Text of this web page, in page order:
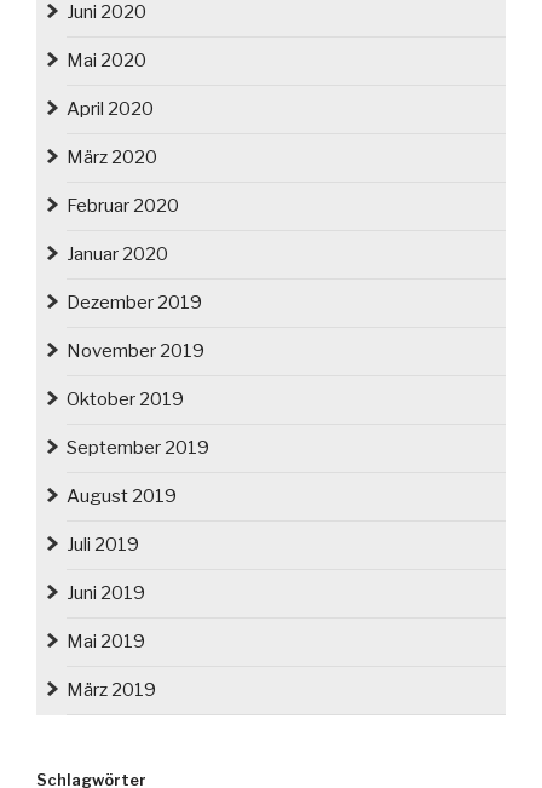
Juni 2020
Mai 2020
April 2020
März 2020
Februar 2020
Januar 2020
Dezember 2019
November 2019
Oktober 2019
September 2019
August 2019
Juli 2019
Juni 2019
Mai 2019
März 2019
Schlagwörter